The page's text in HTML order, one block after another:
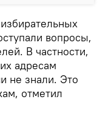
вопросы,
В частности,
адресам
не знали. Это
отметил